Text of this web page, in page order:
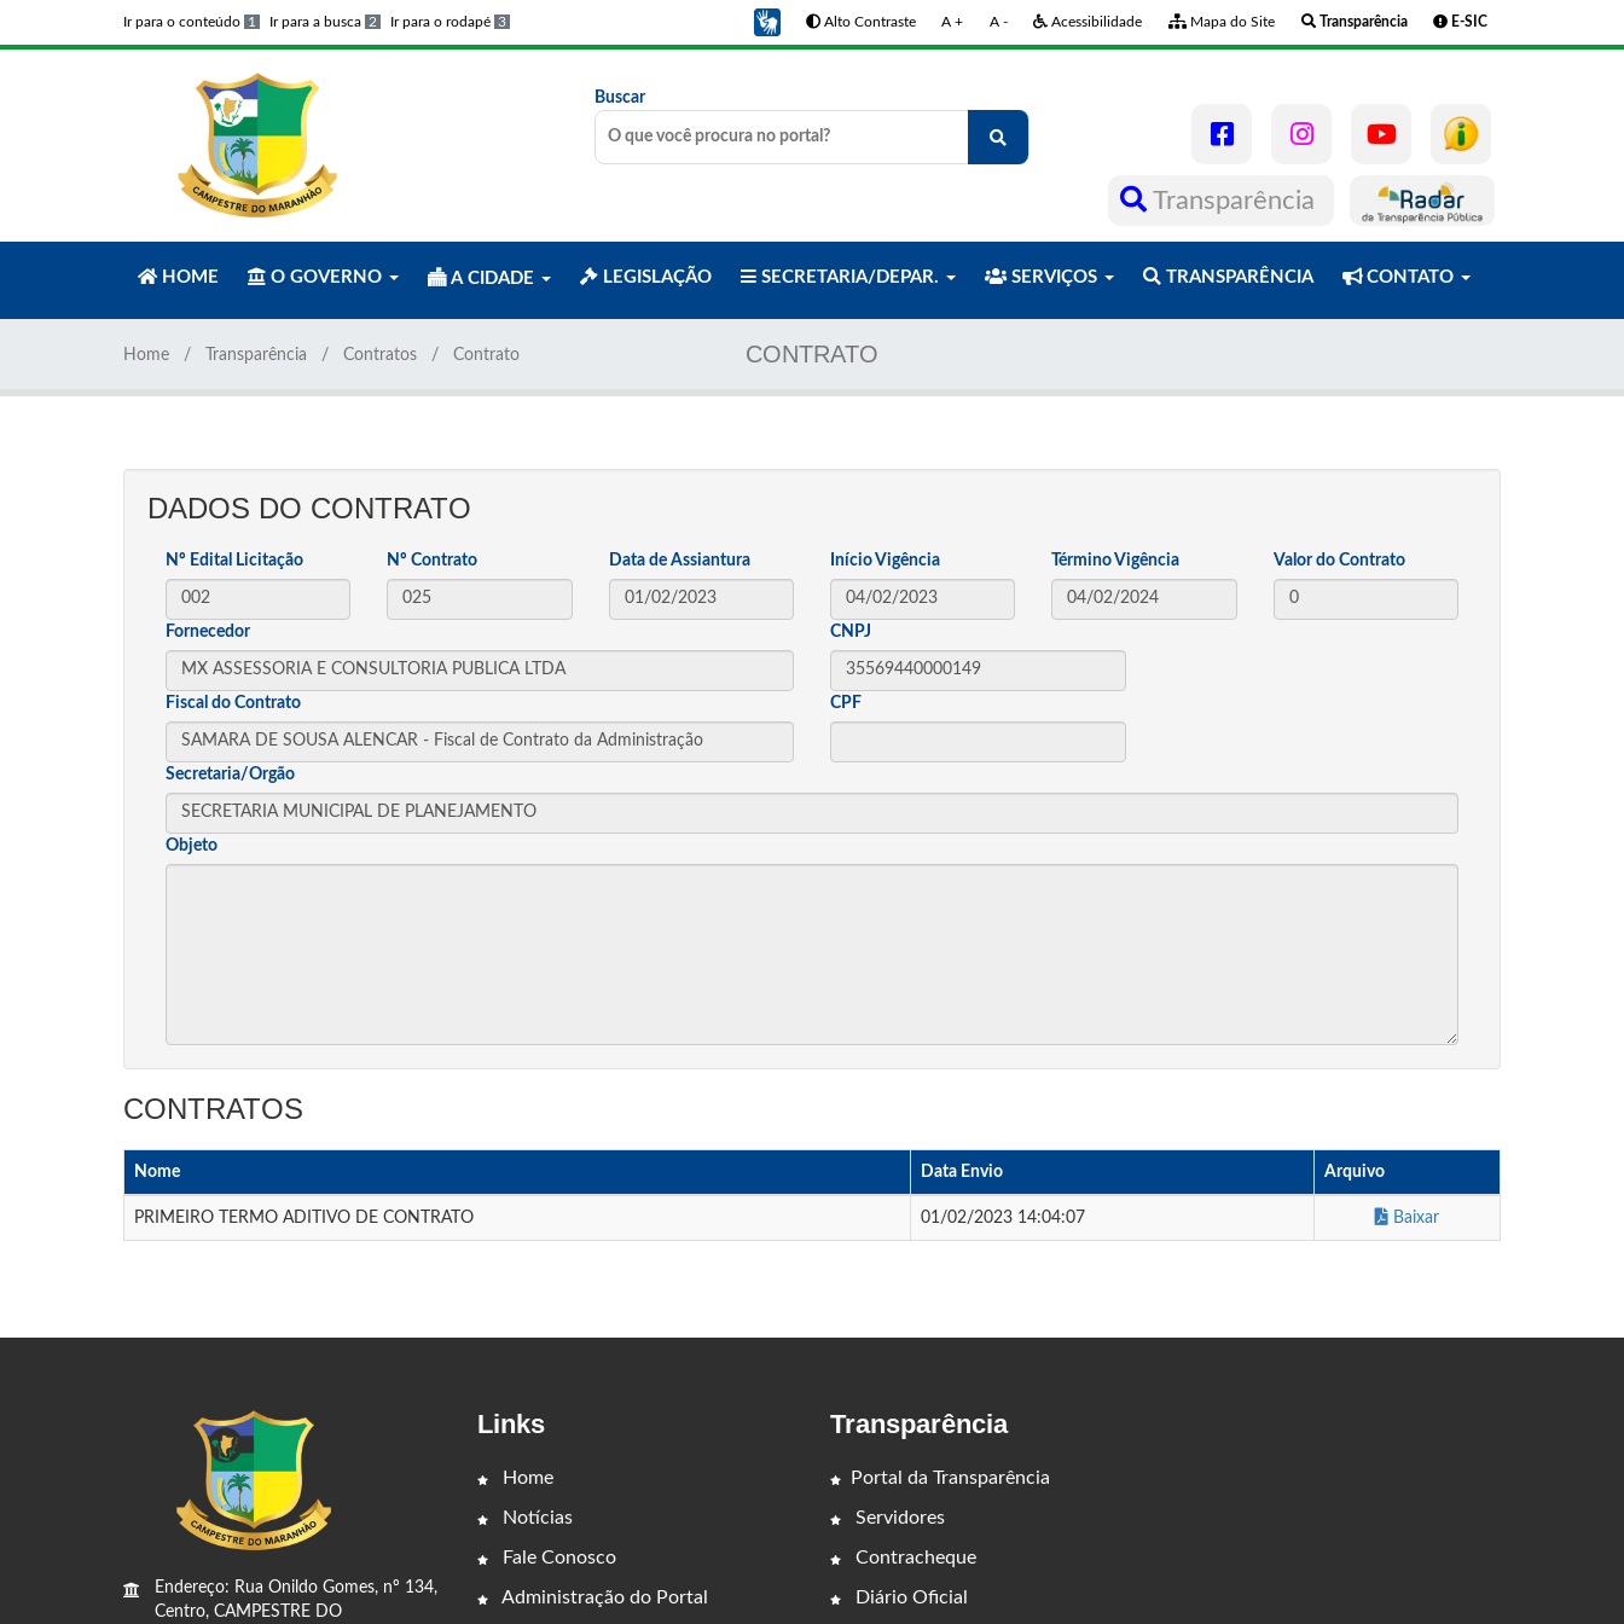
Ir para o conteúdo 1 Ir para a busca 2 Ir para o rodapé 3 Alto Contraste A + A - Acessibilidade Mapa do Site Transparência E-SIC
Buscar
Transparência
HOME O GOVERNO A CIDADE LEGISLAÇÃO SECRETARIA/DEPAR. SERVIÇOS TRANSPARÊNCIA CONTATO
CONTRATO
Home Transparência Contratos Contrato
DADOS DO CONTRATO
Nº Edital Licitação Nº Contrato Data de Assiantura Início Vigência Término Vigência Valor do Contrato
Fornecedor CNPJ
Fiscal do Contrato CPF
Secretaria/Orgão
Objeto
CONTRATOS
Nome Data Envio Arquivo
PRIMEIRO TERMO ADITIVO DE CONTRATO 01/02/2023 14:04:07 Baixar
Endereço: Rua Onildo Gomes, nº 134,
Centro, CAMPESTRE DO
Links
Home
Notícias
Fale Conosco
Administração do Portal
Transparência
Portal da Transparência
Servidores
Contracheque
Diário Oficial